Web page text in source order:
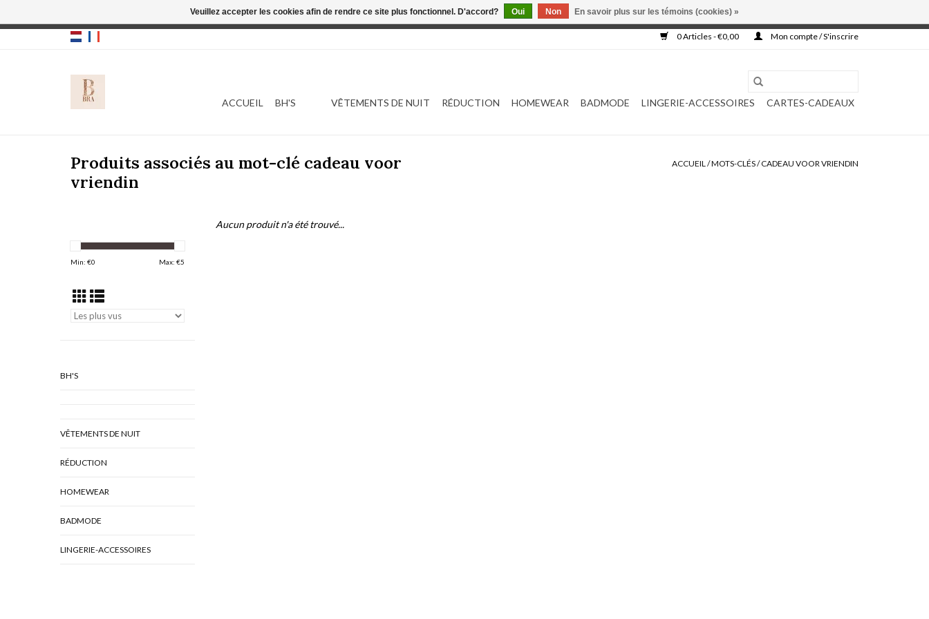
0 Articles - €0,00 Mon compte / S'inscrire
ACCUEIL BH'S VÊTEMENTS DE NUIT RÉDUCTION HOMEWEAR BADMODE LINGERIE-ACCESSOIRES CARTES-CADEAUX
Produits associés au mot-clé cadeau voor
vriendin
ACCUEIL/MOTS-CLÉS/CADEAU VOOR VRIENDIN
Min: €0 Max: €5
BH'S
VÊTEMENTS DE NUIT
RÉDUCTION
HOMEWEAR
BADMODE
LINGERIE-ACCESSOIRES
Aucun produit n'a été trouvé...
Veuillez accepter les cookies afin de rendre ce site plus fonctionnel. D'accord? Oui Non En savoir plus sur les témoins (cookies) »
Cette boutique est en construction. Toute commande passée ne sera ni traitée, ni complétée.